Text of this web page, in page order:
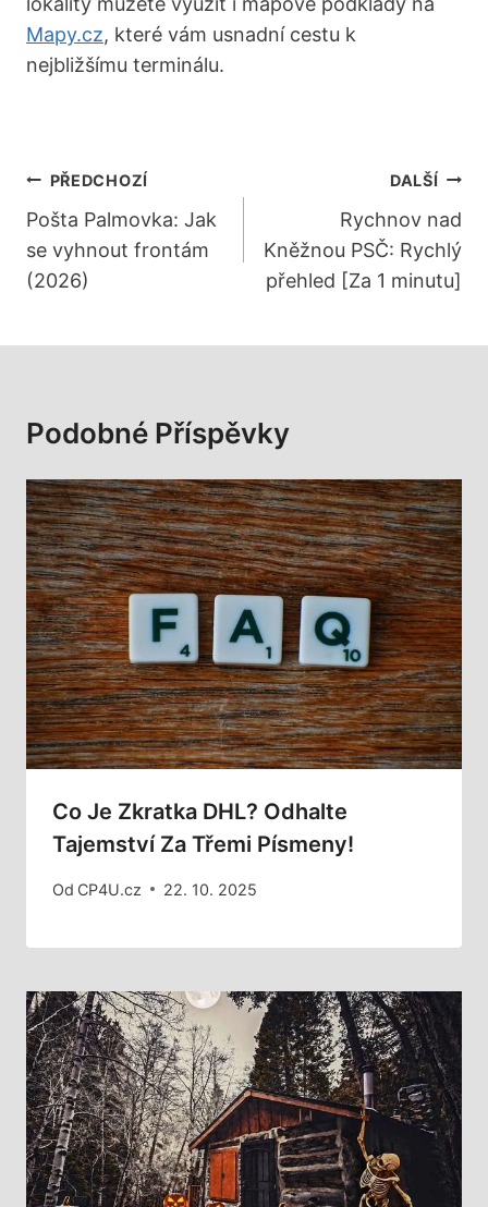
Mapy.cz, které vám usnadní cestu k
nejbližšímu terminálu.
Navigace
Pro
Příspěvek
PŘEDCHOZÍ
Pošta Palmovka: Jak
se vyhnout frontám
(2026)
DALŠÍ
Rychnov nad
Kněžnou PSČ: Rychlý
přehled [Za 1 minutu]
Podobné Příspěvky
Co Je Zkratka DHL? Odhalte
Tajemství Za Třemi Písmeny!
Od CP4U.cz 22. 10. 2025